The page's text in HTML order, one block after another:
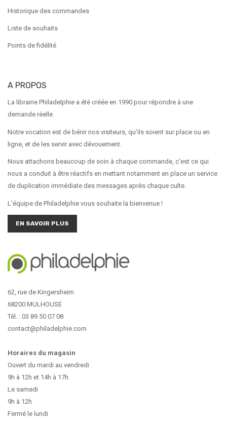
Historique des commandes
Liste de souhaits
Points de fidélité
A PROPOS
La librairie Philadelphie a été créée en 1990 pour répondre à une
demande réelle.
Notre vocation est de bénir nos visiteurs, qu'ils soient sur place ou en
ligne, et de les servir avec dévouement.
Nous attachons beaucoup de soin à chaque commande, c'est ce qui
nous a conduit à être réactifs en mettant notamment en place un service
de duplication immédiate des messages après chaque culte.
L'équipe de Philadelphie vous souhaite la bienvenue !
EN SAVOIR PLUS
62, rue de Kingersheim
68200 MULHOUSE
Tél. : 03 89 50 07 08
contact@philadelphie.com
Horaires du magasin
Ouvert du mardi au vendredi
9h à 12h et 14h à 17h
Le samedi
9h à 12h
Fermé le lundi